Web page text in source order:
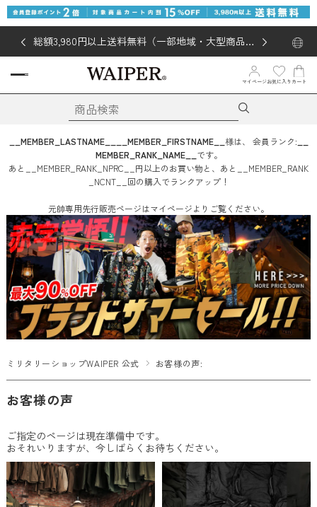
総額3,980円以上送料無料（一部地域・大型商品対
マイページ お気に入り カート
__MEMBER_LASTNAME__ __MEMBER_FIRSTNAME__ 様は、 会員ランク:
MEMBER_RANK_NAME__ です。
あと
__MEMBER_RANK_NPRC__ 円以上のお買い物と、あと
__MEMBER_RANK
_NCNT__ 回の購入でランクアップ！
元帥専用先行販売ページはマイページよりご覧ください。
ミリタリーショップWAIPER 公式 お客様の声:
お客様の声
ご指定のページは現在準備中です。
おそれいりますが、今しばらくお待ちください。